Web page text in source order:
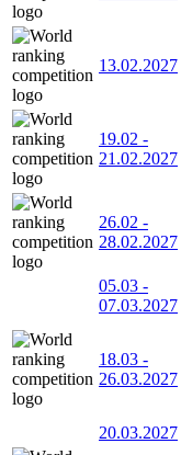
13.02.2027
19.02 -
21.02.2027
26.02 -
28.02.2027
05.03 -
07.03.2027
18.03 -
26.03.2027
20.03.2027